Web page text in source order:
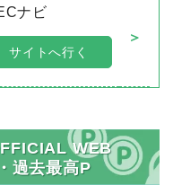
ナビ
＞
サイトへ行く
WEB
過去最高P